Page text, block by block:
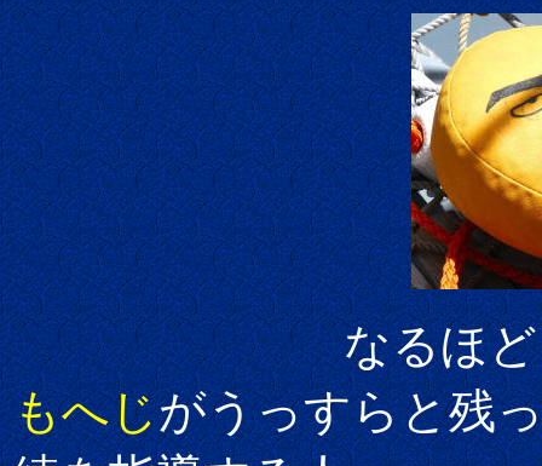
なるほど、確
もへじがうっすらと残